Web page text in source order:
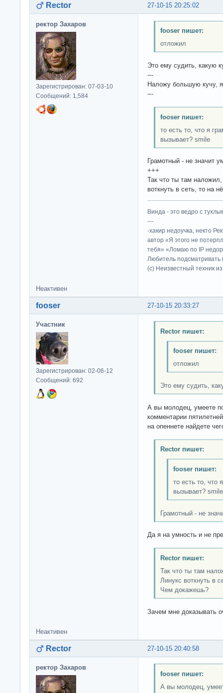
27-10-15 20:25:02
Rector
ректор Захаров
Зарегистрирован: 07-03-10
Сообщений: 1,584
fooser пишет:
отложил
Это ему судить, какую
---
Наложу большую кучу,
---
fooser пишет:
то есть то, что я
вызывает? smile
Грамотный - не значит
+++
Так что ты там
воткнуть в сеть, то на
Винда - это ведро с
---
-хакир недоучка, некто
автор «Я этого не
тебя» «Ломаю по IP
Любитель подсматривать
(c) Неизвестный техник
Неактивен
27-10-15 20:33:27
fooser
Участник
Зарегистрирован: 02-06-12
Сообщений: 692
Rector пишет:
fooser пишет:
отложил
Это ему судить,
А вы молодец, умеете
комментарии
на опеннете найдете
Rector пишет:
fooser пишет:
то есть то, что
вызывает? smile
Грамотный - не
Да я на умность и не
Rector пишет:
Так что ты там
Линукс воткнуть в
Чем докажешь?
Зачем мне доказывать
Неактивен
27-10-15 20:40:58
Rector
ректор Захаров
fooser пишет:
А вы молодец,